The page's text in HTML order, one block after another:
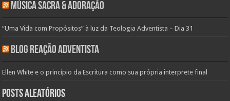
Música Sacra & Adoração
“Uma Vida com Propósitos” à luz da Teologia Adventista – Dia 31
Blog Reação Adventista
Ellen White e o princípio da Escritura como sua própria interprete final
Posts aleatórios